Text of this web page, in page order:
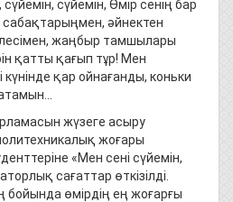
сүйемін, Өмір сенің бар
сабақтарыңмен, әйнектен
жаңбыр тамшылары
қатты қағып тұр! Мен
қар ойнағанды, коньки
жүзеге асыру
жоғары
«Мен сені сүйемін,
сағаттар өткізілді.
бойында өмірдің ең жоғарғы